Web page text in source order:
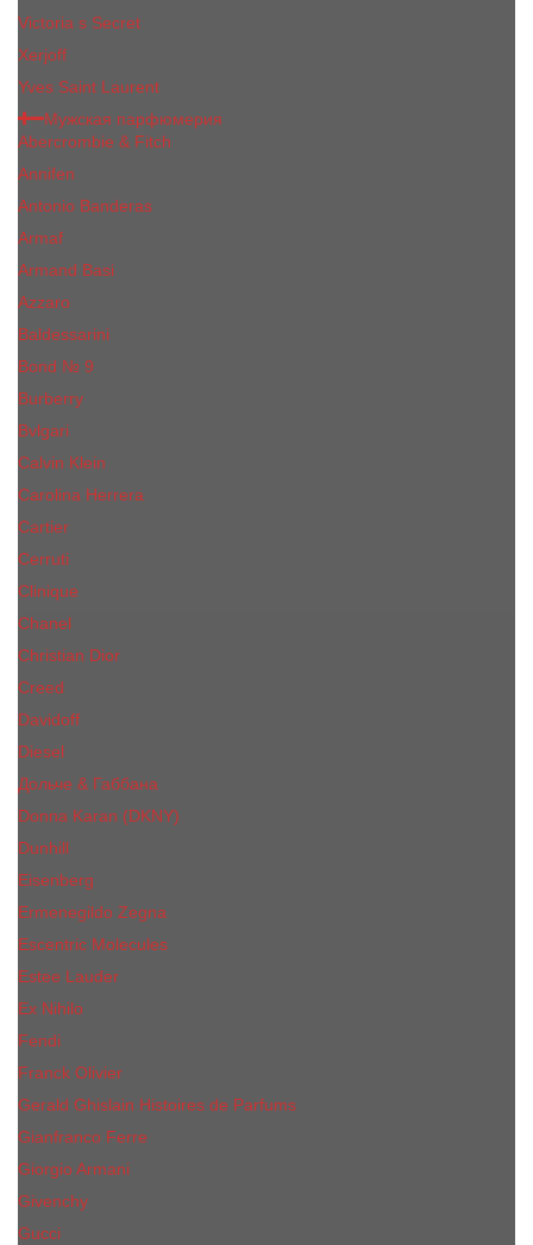
Victoria s Secret
Xerjoff
Yves Saint Laurent
Мужская парфюмерия
Abercrombie & Fitch
Annifen
Antonio Banderas
Armaf
Armand Basi
Azzaro
Baldessarini
Bond № 9
Burberry
Bvlgari
Calvin Klein
Carolina Herrera
Cartier
Cerruti
Сliniquе
Chanel
Christian Dior
Creed
Davidoff
Diesel
Дольче & Габбана
Donna Karan (DKNY)
Dunhill
Eisenberg
Ermenegildo Zegna
Escentric Molecules
Еsteе Lаudеr
Ex Nihilo
Fendi
Franck Olivier
Gerald Ghislain Histoires de Parfums
Gianfranco Ferre
Giorgio Armani
Givenchy
Gucci